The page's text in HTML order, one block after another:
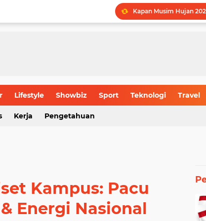
Kapan Musim Hujan
LPDP STEM Industri
Batas Usia Maksimal
Lifestyle Showbiz Sport Teknologi Travel
Kerja Pengetahuan
Kampus: Pacu
Energi Nasional